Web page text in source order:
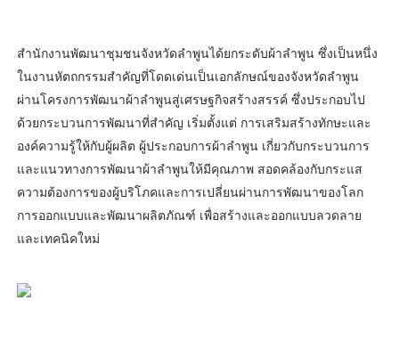
สำนักงานพัฒนาชุมชนจังหวัดลำพูนได้ยกระดับผ้าลำพูน ซึ่งเป็นหนึ่ง
ในงานหัตถกรรมสำคัญที่โดดเด่นเป็นเอกลักษณ์ของจังหวัดลำพูน
ผ่านโครงการพัฒนาผ้าลำพูนสู่เศรษฐกิจสร้างสรรค์ ซึ่งประกอบไป
ด้วยกระบวนการพัฒนาที่สำคัญ เริ่มตั้งแต่ การเสริมสร้างทักษะและ
องค์ความรู้ให้กับผู้ผลิต ผู้ประกอบการผ้าลำพูน เกี่ยวกับกระบวนการ
และแนวทางการพัฒนาผ้าลำพูนให้มีคุณภาพ สอดคล้องกับกระแส
ความต้องการของผู้บริโภคและการเปลี่ยนผ่านการพัฒนาของโลก
การออกแบบและพัฒนาผลิตภัณฑ์ เพื่อสร้างและออกแบบลวดลาย
และเทคนิคใหม่